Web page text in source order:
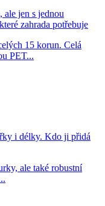
ale jen s jednou
zahrada potřebuje
15 korun. Celá
PET...
i délky. Kdo ji přidá
ale také robustní